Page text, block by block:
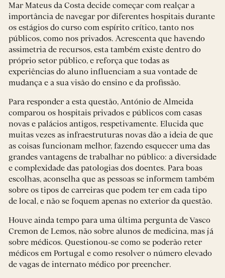
Mar Mateus da Costa decide começar com realçar a
importância de navegar por diferentes hospitais durante
os estágios do curso com espírito crítico, tanto nos
públicos, como nos privados. Acrescenta que havendo
assimetria de recursos, esta também existe dentro do
próprio setor público, e reforça que todas as
experiências do aluno influenciam a sua vontade de
mudança e a sua visão do ensino e da profissão.
Para responder a esta questão, António de Almeida
comparou os hospitais privados e públicos com casas
novas e palácios antigos, respetivamente. Elucida que
muitas vezes as infraestruturas novas dão a ideia de que
as coisas funcionam melhor, fazendo esquecer uma das
grandes vantagens de trabalhar no público: a diversidade
e complexidade das patologias dos doentes. Para boas
escolhas, aconselha que as pessoas se informem também
sobre os tipos de carreiras que podem ter em cada tipo
de local, e não se foquem apenas no exterior da questão.
Houve ainda tempo para uma última pergunta de Vasco
Cremon de Lemos, não sobre alunos de medicina, mas já
sobre médicos. Questionou-se como se poderão reter
médicos em Portugal e como resolver o número elevado
de vagas de internato médico por preencher.